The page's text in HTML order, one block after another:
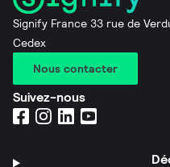
Signify France 33 rue de
Cedex
Nous contacter
Suivez-nous